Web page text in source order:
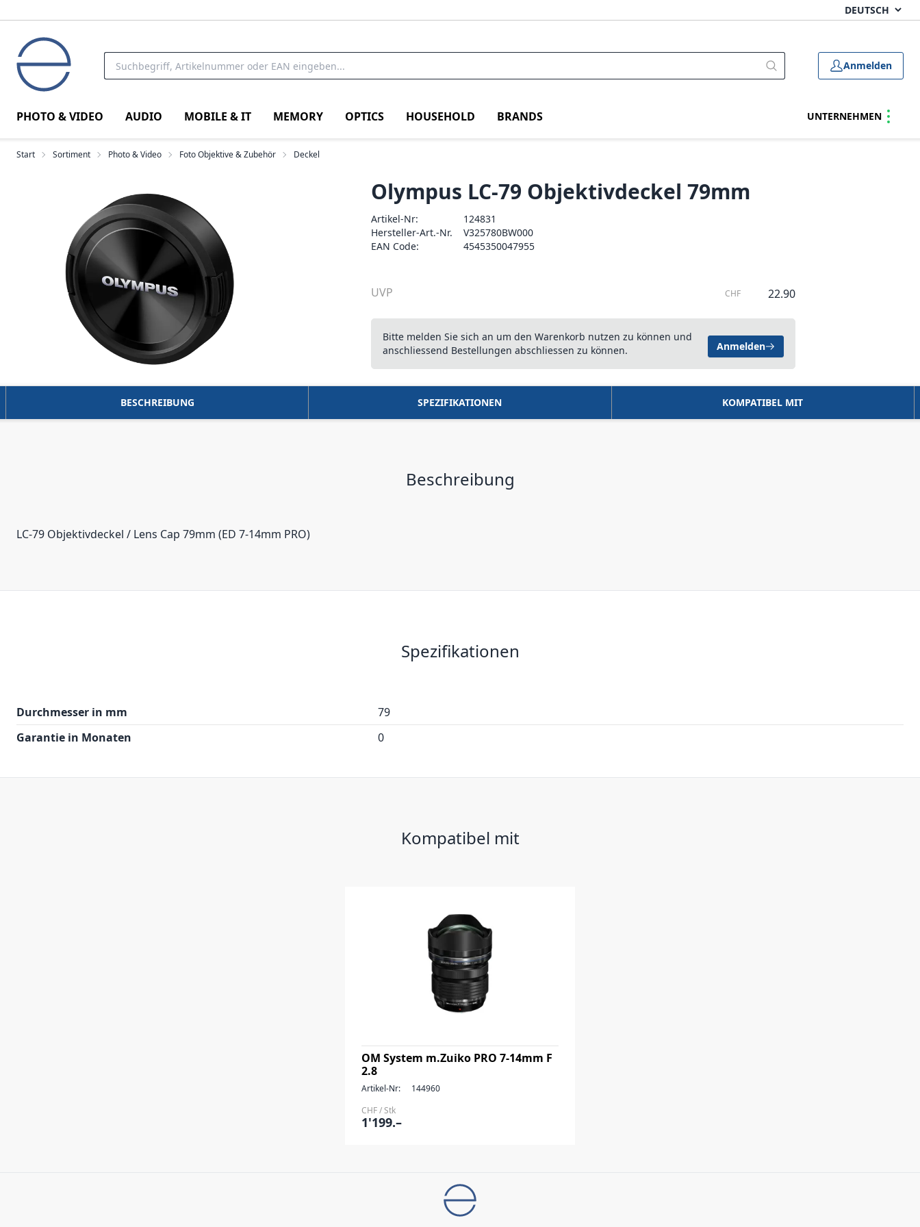
Anmelden
PHOTO & VIDEO AUDIO MOBILE & IT MEMORY OPTICS HOUSEHOLD BRANDS UNTERNEHMEN
Start Sortiment Photo & Video Foto Objektive & Zubehör Deckel
Olympus LC-79 Objektivdeckel 79mm
Artikel-Nr:
124831
Hersteller-Art.-Nr.
V325780BW000
EAN Code:
4545350047955
UVP CHF 22.90
Bitte melden Sie sich an um den Warenkorb nutzen zu können und
anschliessend Bestellungen abschliessen zu können.
Anmelden
BESCHREIBUNG SPEZIFIKATIONEN KOMPATIBEL MIT
Beschreibung
LC-79 Objektivdeckel / Lens Cap 79mm (ED 7-14mm PRO)
Spezifikationen
Durchmesser in mm
79
Garantie in Monaten
0
Kompatibel mit
OM System m.Zuiko PRO 7-14mm F
2.8
Artikel-Nr:
144960
CHF / Stk
1'199.–